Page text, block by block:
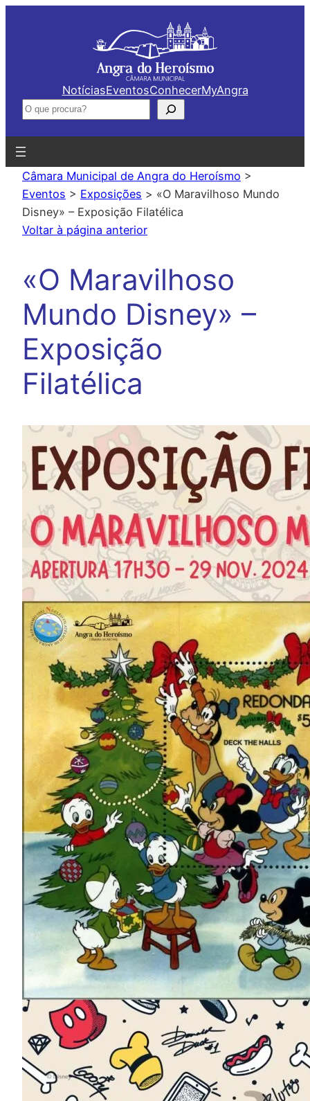
NotíciasEventosConhecerMyAngra
Pesquisar
Câmara Municipal de Angra do Heroísmo >
Eventos > Exposições > «O Maravilhoso Mundo
Disney» – Exposição Filatélica
Voltar à página anterior
«O Maravilhoso
Mundo Disney» –
Exposição
Filatélica